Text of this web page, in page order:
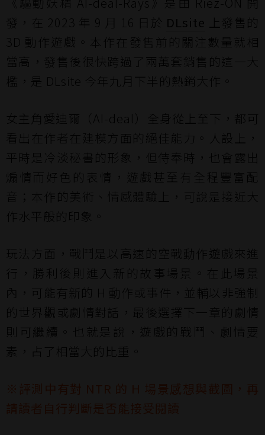
發，在 2023 年 9 月 16 日於 DLsite
上發售的
3D 動作遊戲。本作在發售前的關注數量就相
當高，發售後很快跨過了兩萬套銷售的這一大
檻，是 DLsite 今年九月下半的熱銷大作。
女主角愛迪爾（AI-deal）全身從上至下，都可
看出在作者在建模方面的絕佳能力。人設上，
平時是冷淡秘書的形象，但侍奉時，也會露出
煽情而好色的表情，遊戲甚至有全程豐富配
音；本作的美術、情感體驗上，可說是接近大
作水平般的印象。
玩法方面，戰鬥是以高速的空戰動作遊戲來進
行，勝利後則進入新的故事場景。在此場景
內，可能有新的 H 動作或事件，並輔以非強制
的世界觀或劇情對話，最後選擇下一章的劇情
則可繼續。也就是說，遊戲的戰鬥、劇情要
素，占了相當大的比重。
※評測中有對 NTR 的 H 場景感想與截圖，再
請讀者自行判斷是否能接受閱讀